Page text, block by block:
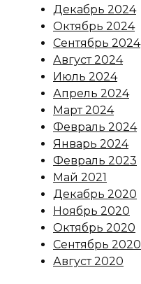
Декабрь 2024
Октябрь 2024
Сентябрь 2024
Август 2024
Июль 2024
Апрель 2024
Март 2024
Февраль 2024
Январь 2024
Февраль 2023
Май 2021
Декабрь 2020
Ноябрь 2020
Октябрь 2020
Сентябрь 2020
Август 2020